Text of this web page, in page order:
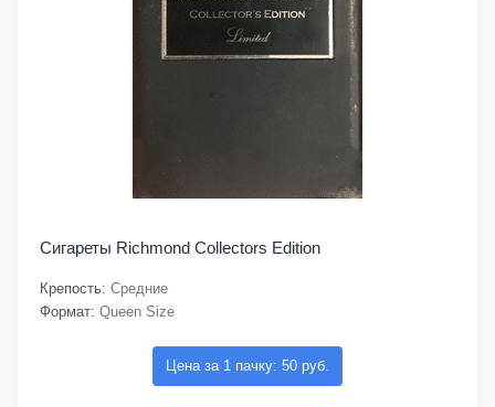
Сигареты Richmond Collectors Edition
Крепость: Средние
Формат: Queen Size
Цена за 1 пачку: 50 руб.